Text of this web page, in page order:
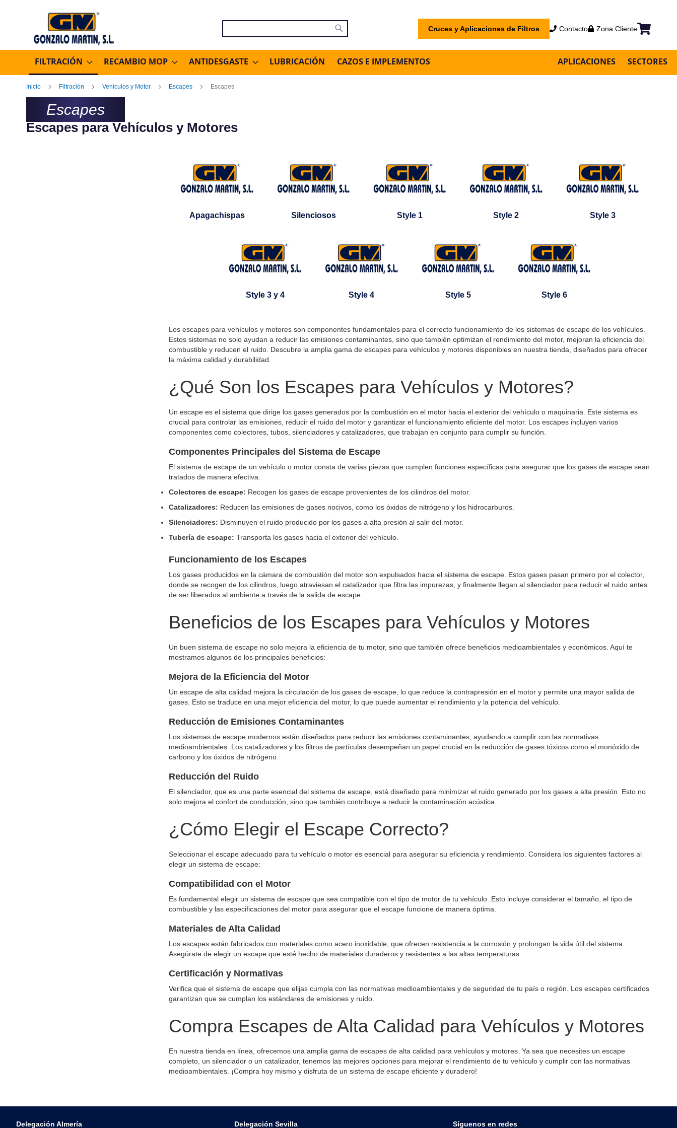
Cruces y Aplicaciones de Filtros Contacto Zona Cliente
Mi cesta
Buscar
FILTRACIÓN RECAMBIO MOP ANTIDESGASTE LUBRICACIÓN CAZOS E IMPLEMENTOS SECTORES
APLICACIONES
Inicio Filtración Vehículos y Motor Escapes Escapes
Escapes
Escapes para Vehículos y Motores
Apagachispas Silenciosos Style 1 Style 2 Style 3
Style 3 y 4 Style 4 Style 5 Style 6
Los escapes para vehículos y motores son componentes fundamentales para el correcto funcionamiento de los sistemas de escape de los vehículos.
Estos sistemas no solo ayudan a reducir las emisiones contaminantes, sino que también optimizan el rendimiento del motor, mejoran la eficiencia del
combustible y reducen el ruido. Descubre la amplia gama de escapes para vehículos y motores disponibles en nuestra tienda, diseñados para ofrecer
la máxima calidad y durabilidad.
¿Qué Son los Escapes para Vehículos y Motores?
Un escape es el sistema que dirige los gases generados por la combustión en el motor hacia el exterior del vehículo o maquinaria. Este sistema es
crucial para controlar las emisiones, reducir el ruido del motor y garantizar el funcionamiento eficiente del motor. Los escapes incluyen varios
componentes como colectores, tubos, silenciadores y catalizadores, que trabajan en conjunto para cumplir su función.
Componentes Principales del Sistema de Escape
El sistema de escape de un vehículo o motor consta de varias piezas que cumplen funciones específicas para asegurar que los gases de escape sean
tratados de manera efectiva:
Colectores de escape: Recogen los gases de escape provenientes de los cilindros del motor.
Catalizadores: Reducen las emisiones de gases nocivos, como los óxidos de nitrógeno y los hidrocarburos.
Silenciadores: Disminuyen el ruido producido por los gases a alta presión al salir del motor.
Tubería de escape: Transporta los gases hacia el exterior del vehículo.
Funcionamiento de los Escapes
Los gases producidos en la cámara de combustión del motor son expulsados hacia el sistema de escape. Estos gases pasan primero por el colector,
donde se recogen de los cilindros, luego atraviesan el catalizador que filtra las impurezas, y finalmente llegan al silenciador para reducir el ruido antes
de ser liberados al ambiente a través de la salida de escape.
Beneficios de los Escapes para Vehículos y Motores
Un buen sistema de escape no solo mejora la eficiencia de tu motor, sino que también ofrece beneficios medioambientales y económicos. Aquí te
mostramos algunos de los principales beneficios:
Mejora de la Eficiencia del Motor
Un escape de alta calidad mejora la circulación de los gases de escape, lo que reduce la contrapresión en el motor y permite una mayor salida de
gases. Esto se traduce en una mejor eficiencia del motor, lo que puede aumentar el rendimiento y la potencia del vehículo.
Reducción de Emisiones Contaminantes
Los sistemas de escape modernos están diseñados para reducir las emisiones contaminantes, ayudando a cumplir con las normativas
medioambientales. Los catalizadores y los filtros de partículas desempeñan un papel crucial en la reducción de gases tóxicos como el monóxido de
carbono y los óxidos de nitrógeno.
Reducción del Ruido
El silenciador, que es una parte esencial del sistema de escape, está diseñado para minimizar el ruido generado por los gases a alta presión. Esto no
solo mejora el confort de conducción, sino que también contribuye a reducir la contaminación acústica.
¿Cómo Elegir el Escape Correcto?
Seleccionar el escape adecuado para tu vehículo o motor es esencial para asegurar su eficiencia y rendimiento. Considera los siguientes factores al
elegir un sistema de escape:
Compatibilidad con el Motor
Es fundamental elegir un sistema de escape que sea compatible con el tipo de motor de tu vehículo. Esto incluye considerar el tamaño, el tipo de
combustible y las especificaciones del motor para asegurar que el escape funcione de manera óptima.
Materiales de Alta Calidad
Los escapes están fabricados con materiales como acero inoxidable, que ofrecen resistencia a la corrosión y prolongan la vida útil del sistema.
Asegúrate de elegir un escape que esté hecho de materiales duraderos y resistentes a las altas temperaturas.
Certificación y Normativas
Verifica que el sistema de escape que elijas cumpla con las normativas medioambientales y de seguridad de tu país o región. Los escapes certificados
garantizan que se cumplan los estándares de emisiones y ruido.
Compra Escapes de Alta Calidad para Vehículos y Motores
En nuestra tienda en línea, ofrecemos una amplia gama de escapes de alta calidad para vehículos y motores. Ya sea que necesites un escape
completo, un silenciador o un catalizador, tenemos las mejores opciones para mejorar el rendimiento de tu vehículo y cumplir con las normativas
medioambientales. ¡Compra hoy mismo y disfruta de un sistema de escape eficiente y duradero!
Delegación Almería Delegación Sevilla Síguenos en redes